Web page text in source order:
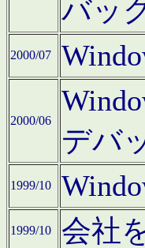
バッ
2000/07
2000/06
デバ
1999/10
1999/10 会社